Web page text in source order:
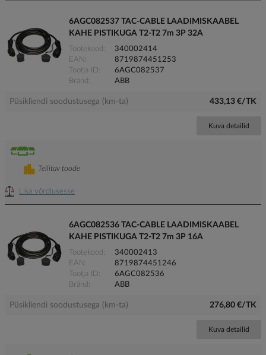
6AGC082537 TAC-CABLE LAADIMISKAABEL
KAHE PISTIKUGA T2-T2 7m 3P 32A
Tootekood
340002414
EAN
8719874451253
Tootja ID
6AGC082537
Bränd
ABB
Püsikliendi soodustusega (km-ta) 433,13 €/TK
Kuva detailid
Lisa võrdlusesse
Tellitav toode
6AGC082536 TAC-CABLE LAADIMISKAABEL
KAHE PISTIKUGA T2-T2 7m 3P 16A
Tootekood
340002413
EAN
8719874451246
Tootja ID
6AGC082536
Bränd
ABB
Püsikliendi soodustusega (km-ta) 276,80 €/TK
Kuva detailid